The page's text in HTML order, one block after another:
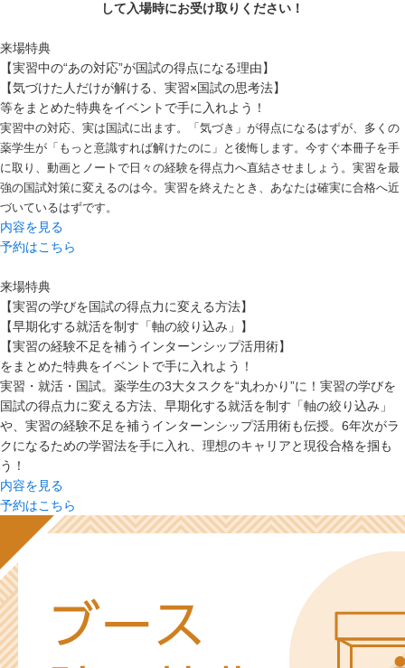
して入場時にお受け取りください！
来場特典
【実習中の“あの対応”が国試の得点になる理由】
【気づけた人だけが解ける、実習×国試の思考法】
等をまとめた特典をイベントで手に入れよう！
実習中の対応、実は国試に出ます。「気づき」が得点になるはずが、多くの
薬学生が「もっと意識すれば解けたのに」と後悔します。今すぐ本冊子を手
に取り、動画とノートで日々の経験を得点力へ直結させましょう。実習を最
強の国試対策に変えるのは今。実習を終えたとき、あなたは確実に合格へ近
づいているはずです。
内容を見る
予約はこちら
来場特典
【実習の学びを国試の得点力に変える方法】
【早期化する就活を制す「軸の絞り込み」】
【実習の経験不足を補うインターンシップ活用術】
をまとめた特典をイベントで手に入れよう！
実習・就活・国試。薬学生の3大タスクを“丸わかり”に！実習の学びを
国試の得点力に変える方法、早期化する就活を制す「軸の絞り込み」
や、実習の経験不足を補うインターンシップ活用術も伝授。6年次がラ
クになるための学習法を手に入れ、理想のキャリアと現役合格を掴も
う！
内容を見る
予約はこちら